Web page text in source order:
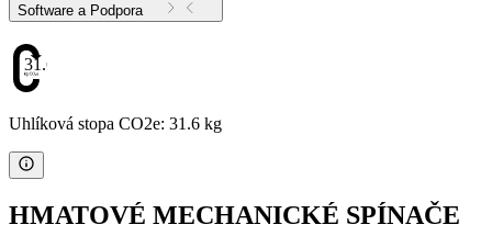
Software a Podpora
31.6
Uhlíková stopa CO2e: 31.6 kg
HMATOVÉ MECHANICKÉ SPÍNAČE